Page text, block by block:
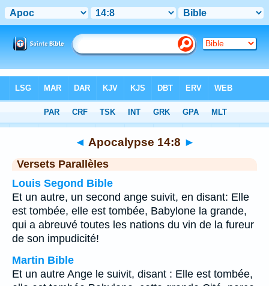
Chapitre 14 > Verset 8
◄ Apocalypse 14:8 ►
Versets Parallèles
Louis Segond Bible
Et un autre, un second ange suivit, en disant: Elle
est tombée, elle est tombée, Babylone la grande,
qui a abreuvé toutes les nations du vin de la fureur
de son impudicité!
Martin Bible
Et un autre Ange le suivit, disant : Elle est tombée,